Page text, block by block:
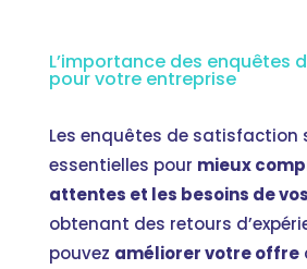
L’importance des enquêtes
pour votre entreprise
Les enquêtes de satisfaction
essentielles pour mieux
attentes et les besoins de
obtenant des retours
pouvez améliorer votre offre